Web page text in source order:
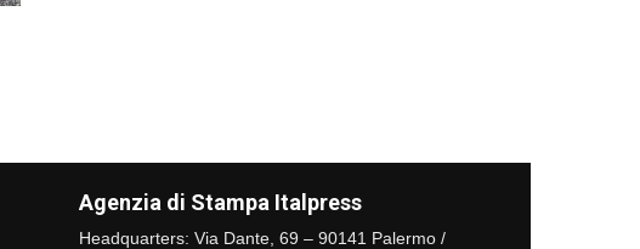
Agenzia di Stampa Italpress
Headquarters: Via Dante, 69 – 90141 Palermo /